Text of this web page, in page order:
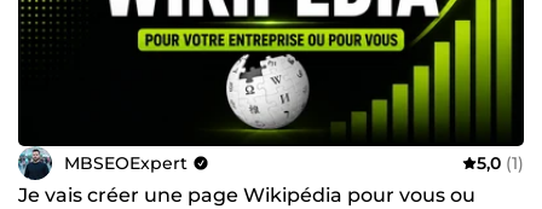
MBSEOExpert 5,0 (1)
Je vais créer une page Wikipédia pour vous ou